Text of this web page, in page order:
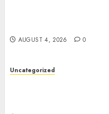
AUGUST 4, 2026 0
Uncategorized